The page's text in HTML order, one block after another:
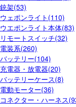
銃架(53)
ウェポンライト(110)
ウエポンライト本体(83)
リモートスイッチ(32)
電装系(260)
バッテリー(104)
充電器・放電器(20)
バッテリーケース(8)
電動モーター(36)
コネクター・ハーネス